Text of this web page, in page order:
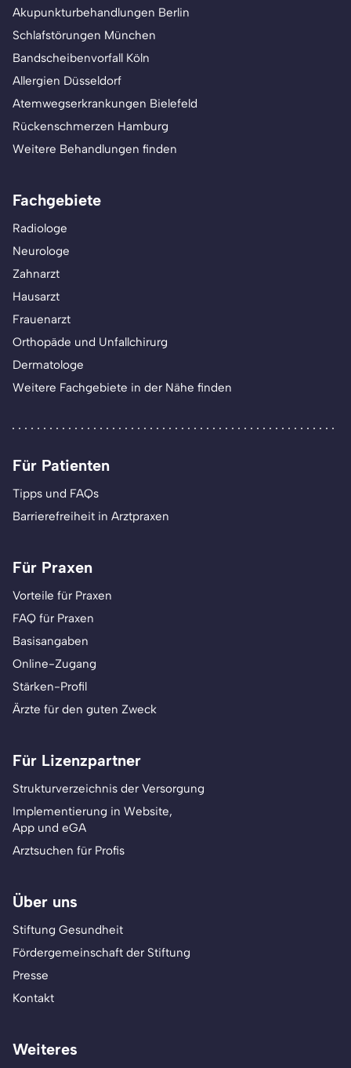
Akupunkturbehandlungen Berlin
Schlafstörungen München
Bandscheibenvorfall Köln
Allergien Düsseldorf
Atemwegserkrankungen Bielefeld
Rückenschmerzen Hamburg
Weitere Behandlungen finden
Fachgebiete
Radiologe
Neurologe
Zahnarzt
Hausarzt
Frauenarzt
Orthopäde und Unfallchirurg
Dermatologe
Weitere Fachgebiete in der Nähe finden
Für Patienten
Tipps und FAQs
Barrierefreiheit in Arztpraxen
Für Praxen
Vorteile für Praxen
FAQ für Praxen
Basisangaben
Online-Zugang
Stärken-Profil
Ärzte für den guten Zweck
Für Lizenzpartner
Strukturverzeichnis der Versorgung
Implementierung in Website,
App und eGA
Arztsuchen für Profis
Über uns
Stiftung Gesundheit
Fördergemeinschaft der Stiftung
Presse
Kontakt
Weiteres